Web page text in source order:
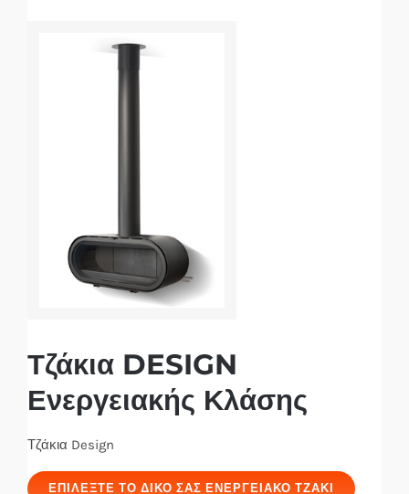
Τζάκια DESIGN
Ενεργειακής Κλάσης
Τζάκια Design
ΕΠΙΛΈΞΤΕ ΤΟ ΔΙΚΌ ΣΑΣ ΕΝΕΡΓΕΙΑΚΌ ΤΖΆΚΙ